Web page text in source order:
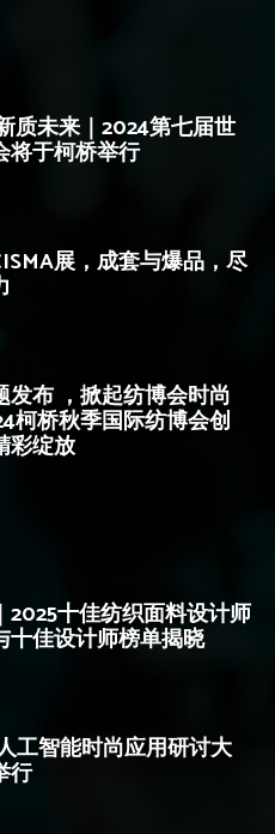
质未来｜2024第七届世
将于柯桥举行
展，成套与爆品，尽
发布 ，掀起纺博会时尚
柯桥秋季国际纺博会创
彩绽放
2025十佳纺织面料设计师
十佳设计师榜单揭晓
工智能时尚应用研讨大
行